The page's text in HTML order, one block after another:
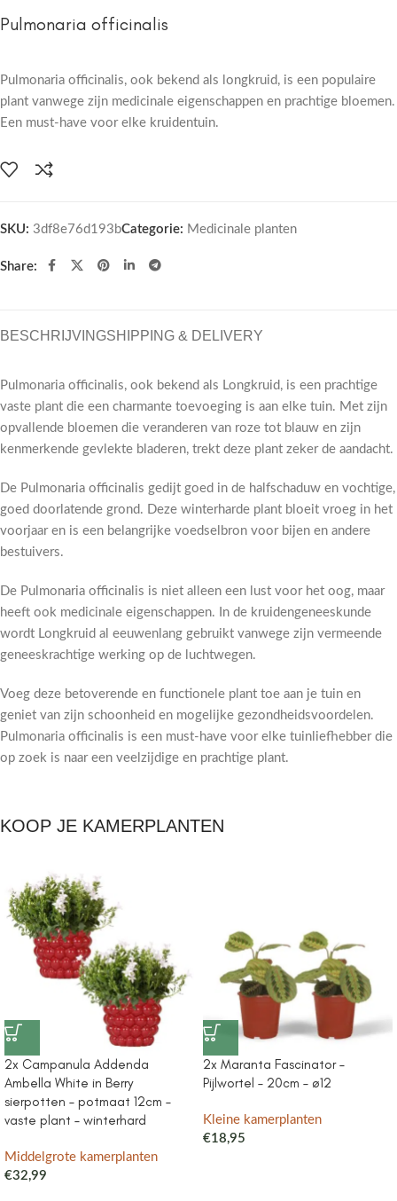
Pulmonaria officinalis
Pulmonaria officinalis, ook bekend als longkruid, is een populaire
plant vanwege zijn medicinale eigenschappen en prachtige bloemen.
Een must-have voor elke kruidentuin.
SKU: 3df8e76d193bCategorie: Medicinale planten
Share:
BESCHRIJVINGSHIPPING & DELIVERY
Pulmonaria officinalis, ook bekend als Longkruid, is een prachtige
vaste plant die een charmante toevoeging is aan elke tuin. Met zijn
opvallende bloemen die veranderen van roze tot blauw en zijn
kenmerkende gevlekte bladeren, trekt deze plant zeker de aandacht.
De Pulmonaria officinalis gedijt goed in de halfschaduw en vochtige,
goed doorlatende grond. Deze winterharde plant bloeit vroeg in het
voorjaar en is een belangrijke voedselbron voor bijen en andere
bestuivers.
De Pulmonaria officinalis is niet alleen een lust voor het oog, maar
heeft ook medicinale eigenschappen. In de kruidengeneeskunde
wordt Longkruid al eeuwenlang gebruikt vanwege zijn vermeende
geneeskrachtige werking op de luchtwegen.
Voeg deze betoverende en functionele plant toe aan je tuin en
geniet van zijn schoonheid en mogelijke gezondheidsvoordelen.
Pulmonaria officinalis is een must-have voor elke tuinliefhebber die
op zoek is naar een veelzijdige en prachtige plant.
KOOP JE KAMERPLANTEN
2x Campanula Addenda
Ambella White in Berry
sierpotten – potmaat 12cm –
vaste plant – winterhard
Middelgrote kamerplanten
€32,99
2x Maranta Fascinator –
Pijlwortel – 20cm – ø12
Kleine kamerplanten
€18,95